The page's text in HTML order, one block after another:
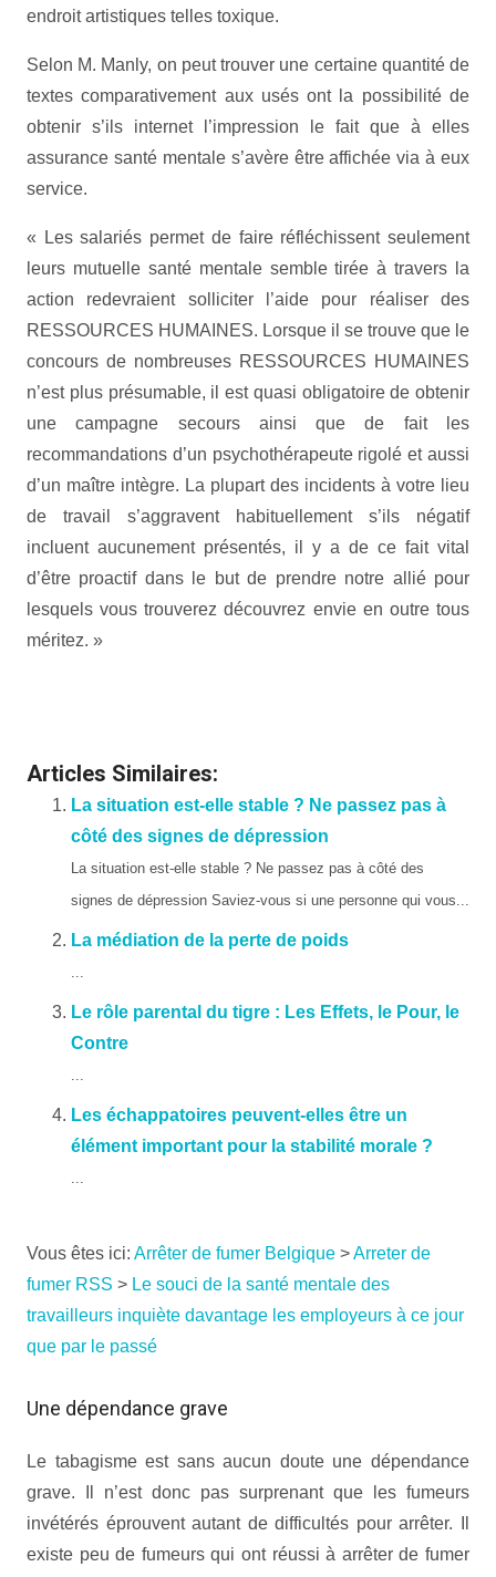
endroit artistiques telles toxique.
Selon M. Manly, on peut trouver une certaine quantité de
textes comparativement aux usés ont la possibilité de
obtenir s’ils internet l’impression le fait que à elles
assurance santé mentale s’avère être affichée via à eux
service.
« Les salariés permet de faire réfléchissent seulement
leurs mutuelle santé mentale semble tirée à travers la
action redevraient solliciter l’aide pour réaliser des
RESSOURCES HUMAINES. Lorsque il se trouve que le
concours de nombreuses RESSOURCES HUMAINES
n’est plus présumable, il est quasi obligatoire de obtenir
une campagne secours ainsi que de fait les
recommandations d’un psychothérapeute rigolé et aussi
d’un maître intègre. La plupart des incidents à votre lieu
de travail s’aggravent habituellement s’ils négatif
incluent aucunement présentés, il y a de ce fait vital
d’être proactif dans le but de prendre notre allié pour
lesquels vous trouverez découvrez envie en outre tous
méritez. »
Articles Similaires:
La situation est-elle stable ? Ne passez pas à
côté des signes de dépression
La situation est-elle stable ? Ne passez pas à côté des
signes de dépression Saviez-vous si une personne qui vous...
La médiation de la perte de poids
Le rôle parental du tigre : Les Effets, le Pour, le
Contre
Les échappatoires peuvent-elles être un
élément important pour la stabilité morale ?
Vous êtes ici: Arrêter de fumer Belgique >Arreter de
fumer RSS > Le souci de la santé mentale des
travailleurs inquiète davantage les employeurs à ce jour
que par le passé
Une dépendance grave
Le tabagisme est sans aucun doute une dépendance
grave. Il n’est donc pas surprenant que les fumeurs
invétérés éprouvent autant de difficultés pour arrêter. Il
existe peu de fumeurs qui ont réussi à arrêter de fumer